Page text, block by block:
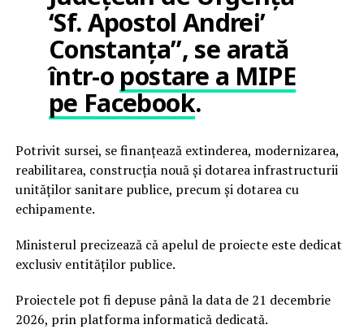
‘Sf. Apostol Andrei’
Constanţa”, se arată
într-o postare a MIPE
pe Facebook.
Potrivit sursei, se finanţează extinderea, modernizarea,
reabilitarea, construcţia nouă şi dotarea infrastructurii
unităţilor sanitare publice, precum şi dotarea cu
echipamente.
Ministerul precizează că apelul de proiecte este dedicat
exclusiv entităţilor publice.
Proiectele pot fi depuse până la data de 21 decembrie
2026, prin platforma informatică dedicată.